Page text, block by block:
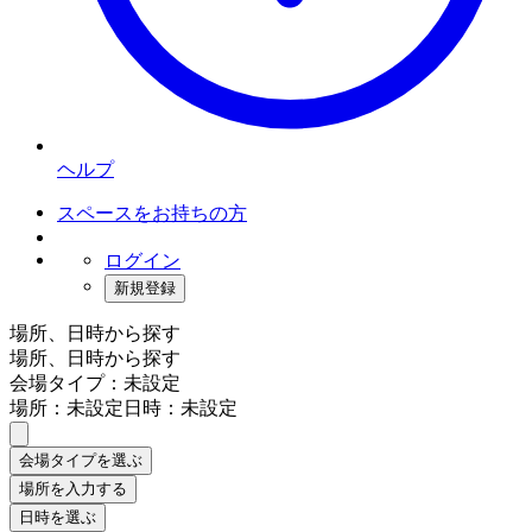
ヘルプ
スペースをお持ちの方
ログイン
新規登録
場所、日時から探す
場所、日時から探す
会場タイプ：未設定
場所：未設定日時：未設定
会場タイプを選ぶ
場所を入力する
日時を選ぶ